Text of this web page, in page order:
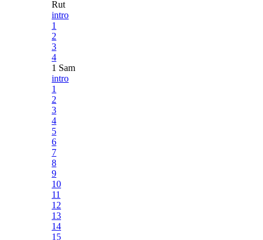
Rut
intro
1
2
3
4
1 Sam
intro
1
2
3
4
5
6
7
8
9
10
11
12
13
14
15